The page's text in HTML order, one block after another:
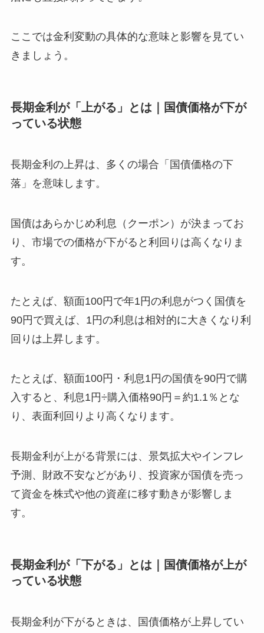
ここでは金利変動の具体的な意味と影響を見てい
きましょう。
長期金利が「上がる」とは｜国債価格が下が
っている状態
長期金利の上昇は、多くの場合「国債価格の下
落」を意味します。
国債はあらかじめ利息（クーポン）が決まってお
り、市場での価格が下がると利回りは高くなりま
す。
たとえば、額面100円で年1円の利息がつく国債を
90円で買えば、1円の利息は相対的に大きくなり利
回りは上昇します。
たとえば、額面100円・利息1円の国債を90円で購
入すると、利息1円÷購入価格90円＝約1.1％とな
り、表面利回りより高くなります。
長期金利が上がる背景には、景気拡大やインフレ
予測、財政不安などがあり、投資家が国債を売っ
て資金を株式や他の資産に移す動きが影響しま
す。
長期金利が「下がる」とは｜国債価格が上が
っている状態
長期金利が下がるときは、国債価格が上昇してい